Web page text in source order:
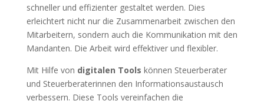
schneller und effizienter gestaltet werden. Dies
erleichtert nicht nur die Zusammenarbeit zwischen den
Mitarbeitern, sondern auch die Kommunikation mit den
Mandanten. Die Arbeit wird effektiver und flexibler.
Mit Hilfe von digitalen Tools können Steuerberater
und Steuerberaterinnen den Informationsaustausch
verbessern. Diese Tools vereinfachen die